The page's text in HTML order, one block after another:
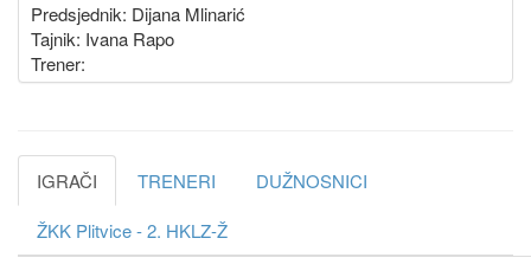
Predsjednik: Dijana Mlinarić
Tajnik: Ivana Rapo
Trener:
IGRAČI TRENERI
DUŽNOSNICI
ŽKK Plitvice - 2. HKLZ-Ž